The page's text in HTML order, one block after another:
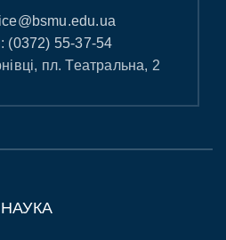
(0372) 55-37-54
пл. Театральна, 2
НАУКА